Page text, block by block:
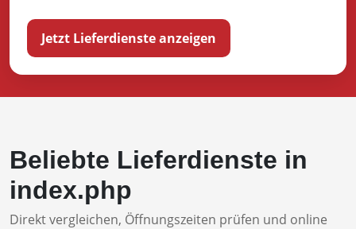
Jetzt Lieferdienste anzeigen
Beliebte Lieferdienste in
index.php
Direkt vergleichen, Öffnungszeiten prüfen und online